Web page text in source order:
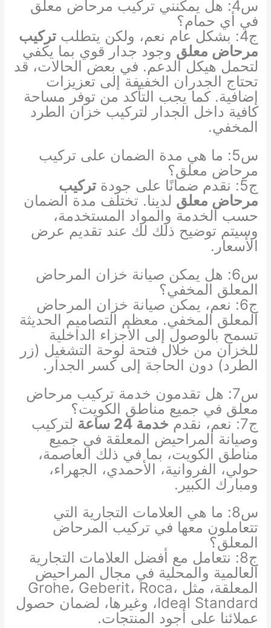
س4: هل يمكنني تركيب مرحاض معلق
في أي حمام؟
ج4: بشكل عام نعم، ولكن يتطلب
تركيب
مرحاض معلق وجود جدار قوي بما يكفي
لتحمل هيكل الدعم. في بعض الحالات، قد
تحتاج الجدران الخفيفة إلى تعزيزات
إضافية. كما يجب التأكد من توفر مساحة
كافية داخل الجدار لتركيب خزان الطرد
المخفي.
س5: ما هي مدة الضمان على تركيب
مرحاض معلق؟
ج5: نقدم ضمانًا على جودة
تركيب
مرحاض معلق لدينا. تختلف مدة الضمان
حسب الخدمة والمواد المستخدمة،
وسيتم توضيح ذلك لك عند تقديم عرض
الأسعار.
س6: هل يمكن صيانة خزان المرحاض
المعلق المخفي؟
ج6: نعم، يمكن صيانة خزان المرحاض
المعلق المخفي. معظم التصاميم الحديثة
تسمح بالوصول إلى الأجزاء الداخلية
للخزان من خلال فتحة لوحة التشغيل (زر
الطرد) دون الحاجة إلى كسر الجدار.
س7: هل تقدمون خدمة تركيب مرحاض
معلق في جميع مناطق الكويت؟
ج7: نعم، نقدم
خدمة 24 ساعة
لتركيب
وصيانة المراحيض المعلقة في جميع
مناطق الكويت، بما في ذلك العاصمة،
حولي، الفروانية، الأحمدي، الجهراء،
ومبارك الكبير.
س8: ما هي العلامات التجارية التي
تتعاملون معها في تركيب المرحاض
المعلق؟
ج8: نتعامل مع أفضل العلامات التجارية
العالمية والمحلية في مجال المراحيض
المعلقة، مثل Grohe، Geberit، Roca،
Ideal Standard، وغيرها، لضمان حصول
عملائنا على أجود المنتجات.